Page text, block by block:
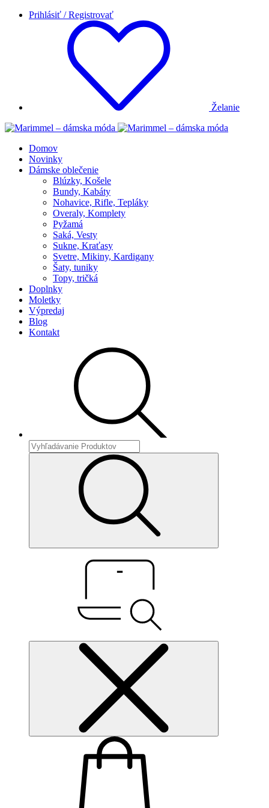
Prihlásiť / Registrovať
Želanie
Domov
Novinky
Dámske oblečenie
Blúzky, Košele
Bundy, Kabáty
Nohavice, Rifle, Tepláky
Overaly, Komplety
Pyžamá
Saká, Vesty
Sukne, Kraťasy
Svetre, Mikiny, Kardigany
Šaty, tuniky
Topy, tričká
Doplnky
Moletky
Výpredaj
Blog
Kontakt